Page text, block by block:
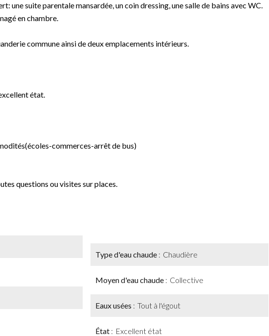
une suite parentale mansardée, un coin dressing, une salle de bains avec WC.
en chambre.
commune ainsi de deux emplacements intérieurs.
état.
commerces-arrêt de bus)
questions ou visites sur places.
Type d'eau chaude Chaudière
Moyen d'eau chaude Collective
Eaux usées Tout à l'égout
État Excellent état